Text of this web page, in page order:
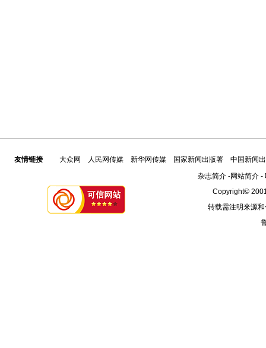
友情链接 大众网 人民网传媒 新华网传媒 国家新闻出版署
中国新闻
杂志简介-网站简介-
Copyright©
转载需注明来源